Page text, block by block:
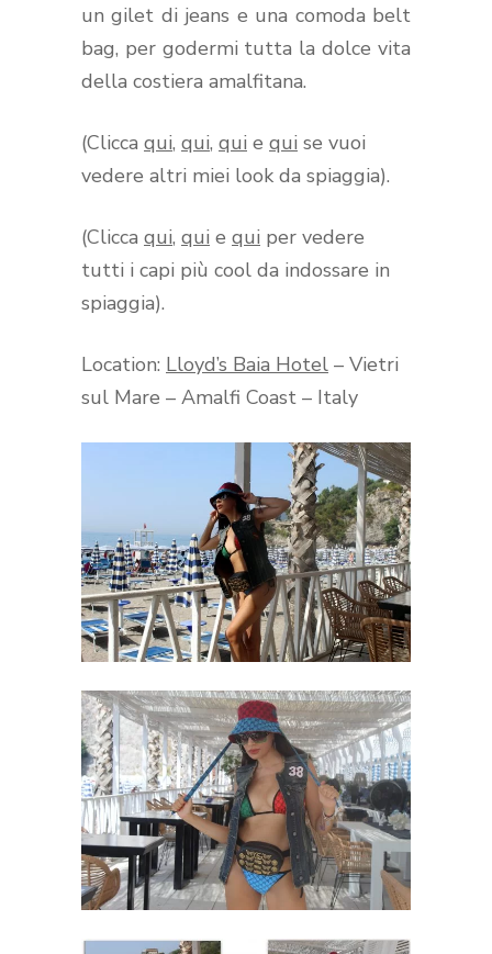
un gilet di jeans e una comoda belt
bag, per godermi tutta la dolce vita
della costiera amalfitana.
(Clicca qui, qui, qui e qui se vuoi
vedere altri miei look da spiaggia).
(Clicca qui, qui e qui per vedere
tutti i capi più cool da indossare in
spiaggia).
Location: Lloyd’s Baia Hotel – Vietri
sul Mare – Amalfi Coast – Italy